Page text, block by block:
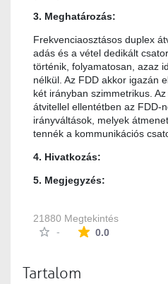
3. Meghatározás:
Frekvenciaosztásos duplex
adás és a vétel dedikált
történik, folyamatosan, azaz
nélkül. Az FDD akkor igazán
két irányban szimmetrikus.
átvitellel ellentétben az FDD-
irányváltások, melyek
tennék a kommunikációs
4. Hivatkozás:
5. Megjegyzés:
21880 Megtekintés
-
0.0Az átlagos
Tartalom